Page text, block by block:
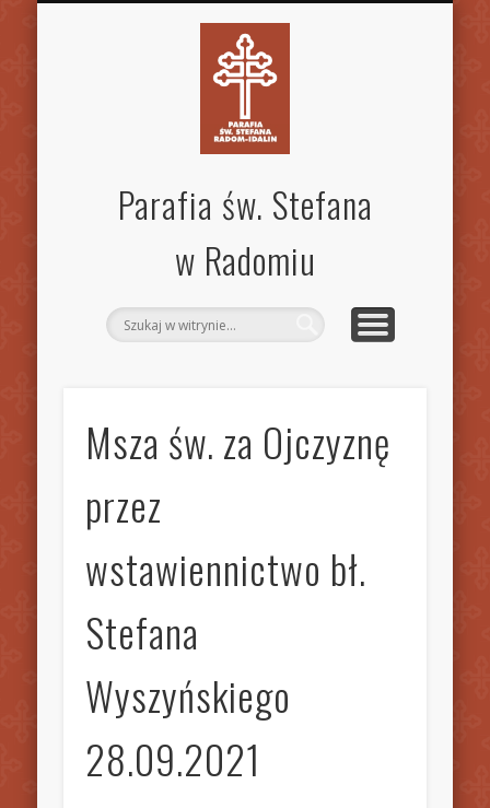
Parafia św. Stefana
w Radomiu
Msza św. za Ojczyznę
przez
wstawiennictwo bł.
Stefana
Wyszyńskiego
28.09.2021